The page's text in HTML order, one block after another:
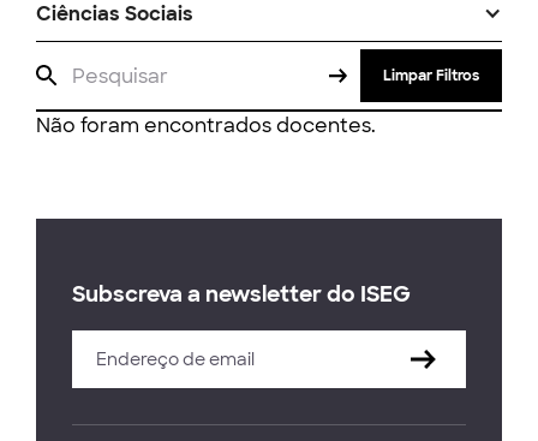
Ciências Sociais
Limpar Filtros
Não foram encontrados docentes.
Subscreva a newsletter do ISEG